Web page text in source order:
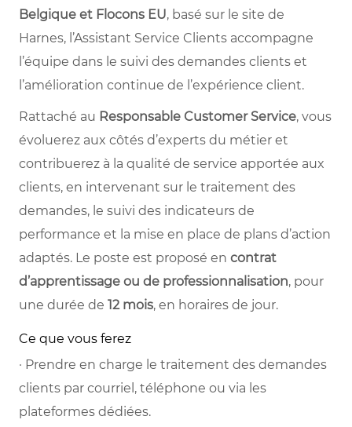
Belgique et Flocons EU, basé sur le site de
Harnes, l’Assistant Service Clients accompagne
l’équipe dans le suivi des demandes clients et
l’amélioration continue de l’expérience client.
Rattaché au Responsable Customer Service, vous
évoluerez aux côtés d’experts du métier et
contribuerez à la qualité de service apportée aux
clients, en intervenant sur le traitement des
demandes, le suivi des indicateurs de
performance et la mise en place de plans d’action
adaptés. Le poste est proposé en contrat
d’apprentissage ou de professionnalisation, pour
une durée de 12 mois, en horaires de jour.
Ce que vous ferez
· Prendre en charge le traitement des demandes
clients par courriel, téléphone ou via les
plateformes dédiées.